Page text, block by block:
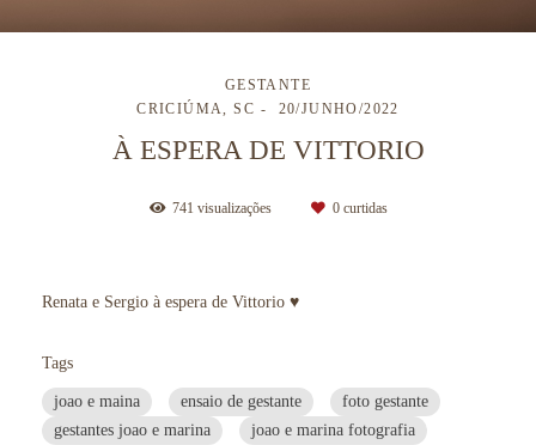
GESTANTE
CRICIÚMA, SC
20/JUNHO/2022
À ESPERA DE VITTORIO
741 visualizações 0curtidas
Renata e Sergio à espera de Vittorio ♥
Tags
joao e maina ensaio de gestante
foto gestante
gestantes joao e marina
joao e marina fotografia